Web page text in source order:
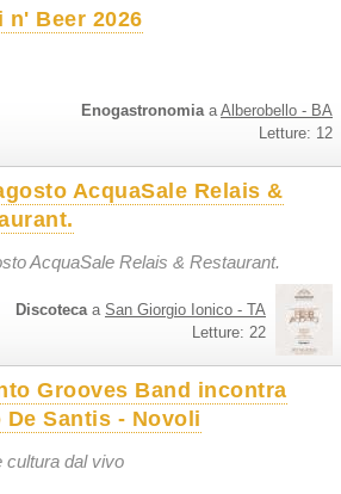
n' Beer 2026
EnogastronomiaaAlberobello - BA
Letture: 12
AcquaSale Relais &
AcquaSale Relais & Restaurant.
Discotecaa San Giorgio Ionico - TA
Letture: 22
Grooves Band incontra
De Santis - Novoli
cultura dal vivo